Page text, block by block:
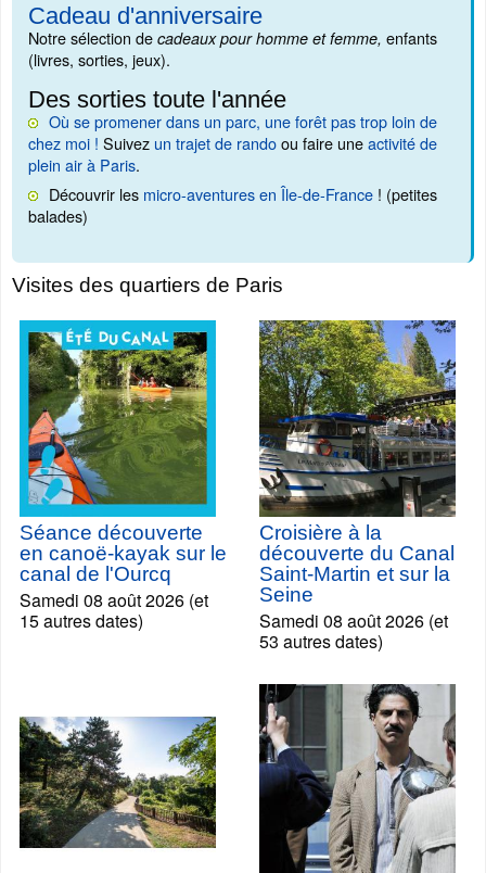
Cadeau d'anniversaire
Notre sélection de cadeaux pour homme et femme, enfants
(livres, sorties, jeux).
Des sorties toute l'année
Où se promener dans un parc, une forêt pas trop loin de
chez moi ! Suivez un trajet de randoou faire uneactivité de
plein air à Paris.
Découvrir les micro-aventures en Île-de-France ! (petites
balades)
Visites des quartiers de Paris
Séance découverte
en canoë-kayak sur le
canal de l'Ourcq
Samedi 08 août 2026 (et
15 autres dates)
Croisière à la
découverte du Canal
Saint-Martin et sur la
Seine
Samedi 08 août 2026 (et
53 autres dates)